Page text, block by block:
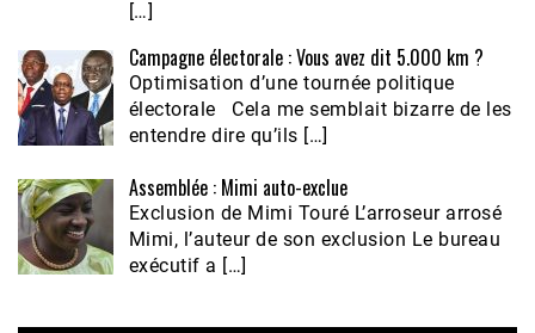
[…]
Campagne électorale : Vous avez dit 5.000 km ?
Optimisation d’une tournée politique
électorale Cela me semblait bizarre de les
entendre dire qu’ils […]
Assemblée : Mimi auto-exclue
Exclusion de Mimi Touré L’arroseur arrosé
Mimi, l’auteur de son exclusion Le bureau
exécutif a […]